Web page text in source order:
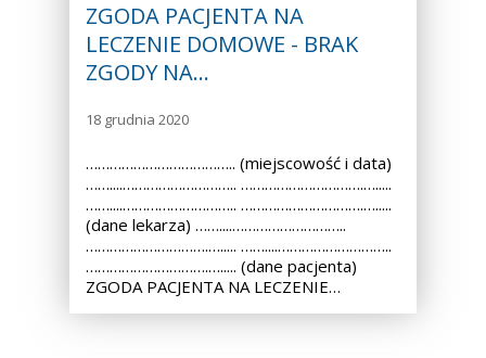
ZGODA PACJENTA NA
LECZENIE DOMOWE - BRAK
ZGODY NA…
18 grudnia 2020
……………………………….. (miejscowość i data)
……....……………………….. ………………………….….....
……....……………………….. ………………………….….....
(dane lekarza) ……....………………………..
………………………….…..... ……....………………………..
………………………….…..... (dane pacjenta)
ZGODA PACJENTA NA LECZENIE…